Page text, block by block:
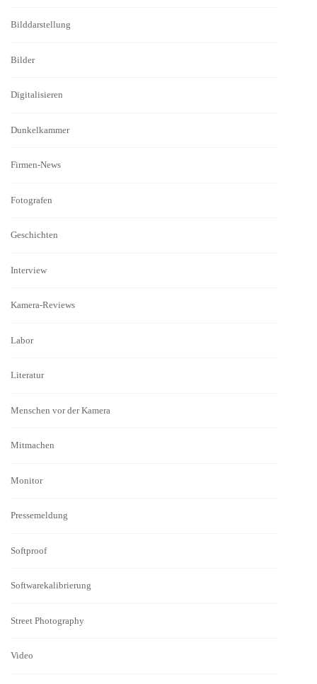
Bilddarstellung
Bilder
Digitalisieren
Dunkelkammer
Firmen-News
Fotografen
Geschichten
Interview
Kamera-Reviews
Labor
Literatur
Menschen vor der Kamera
Mitmachen
Monitor
Pressemeldung
Softproof
Softwarekalibrierung
Street Photography
Video